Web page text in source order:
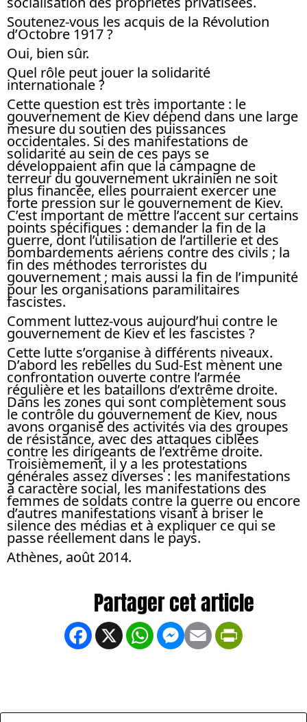
Soutenez-vous les acquis de la Révolution
d’Octobre 1917 ?
Oui, bien sûr.
Quel rôle peut jouer la solidarité
internationale ?
Cette question est très importante : le
gouvernement de Kiev dépend dans une large
mesure du soutien des puissances
occidentales. Si des manifestations de
solidarité au sein de ces pays se
développaient afin que la campagne de
terreur du gouvernement ukrainien ne soit
plus financée, elles pourraient exercer une
forte pression sur le gouvernement de Kiev.
C’est important de mettre l’accent sur certains
points spécifiques : demander la fin de la
guerre, dont l’utilisation de l’artillerie et des
bombardements aériens contre des civils ; la
fin des méthodes terroristes du
gouvernement ; mais aussi la fin de l’impunité
pour les organisations paramilitaires
fascistes.
Comment luttez-vous aujourd’hui contre le
gouvernement de Kiev et les fascistes ?
Cette lutte s’organise à différents niveaux.
D’abord les rebelles du Sud-Est mènent une
confrontation ouverte contre l’armée
régulière et les bataillons d’extrême droite.
Dans les zones qui sont complètement sous
le contrôle du gouvernement de Kiev, nous
avons organisé des activités via des groupes
de résistance, avec des attaques ciblées
contre les dirigeants de l’extrême droite.
Troisièmement, il y a les protestations
générales assez diverses : les manifestations
à caractère social, les manifestations des
femmes de soldats contre la guerre ou encore
d’autres manifestations visant à briser le
silence des médias et à expliquer ce qui se
passe réellement dans le pays.
Athènes, août 2014.
Facebook
X WhatsApp
Messenger
Email